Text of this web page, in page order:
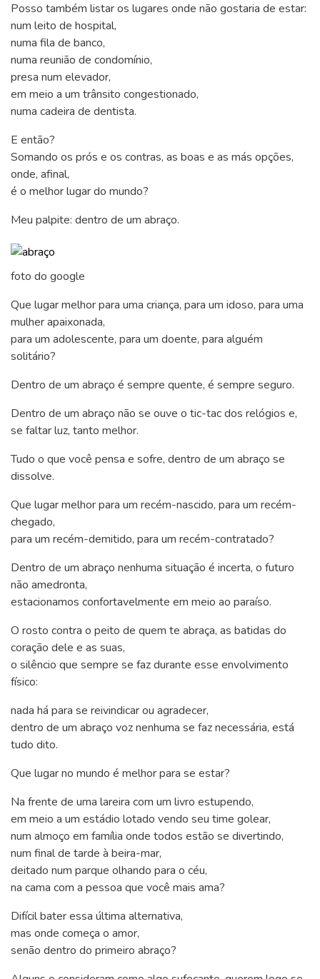
Posso também listar os lugares onde não gostaria de estar:
num leito de hospital,
numa fila de banco,
numa reunião de condomínio,
presa num elevador,
em meio a um trânsito congestionado,
numa cadeira de dentista.
E então?
Somando os prós e os contras, as boas e as más opções,
onde, afinal,
é o melhor lugar do mundo?
Meu palpite: dentro de um abraço.
foto do google
Que lugar melhor para uma criança, para um idoso, para uma
mulher apaixonada,
para um adolescente, para um doente, para alguém
solitário?
Dentro de um abraço é sempre quente, é sempre seguro.
Dentro de um abraço não se ouve o tic-tac dos relógios e,
se faltar luz, tanto melhor.
Tudo o que você pensa e sofre, dentro de um abraço se
dissolve.
Que lugar melhor para um recém-nascido, para um recém-
chegado,
para um recém-demitido, para um recém-contratado?
Dentro de um abraço nenhuma situação é incerta, o futuro
não amedronta,
estacionamos confortavelmente em meio ao paraíso.
O rosto contra o peito de quem te abraça, as batidas do
coração dele e as suas,
o silêncio que sempre se faz durante esse envolvimento
físico:
nada há para se reivindicar ou agradecer,
dentro de um abraço voz nenhuma se faz necessária, está
tudo dito.
Que lugar no mundo é melhor para se estar?
Na frente de uma lareira com um livro estupendo,
em meio a um estádio lotado vendo seu time golear,
num almoço em família onde todos estão se divertindo,
num final de tarde à beira-mar,
deitado num parque olhando para o céu,
na cama com a pessoa que você mais ama?
Difícil bater essa última alternativa,
mas onde começa o amor,
senão dentro do primeiro abraço?